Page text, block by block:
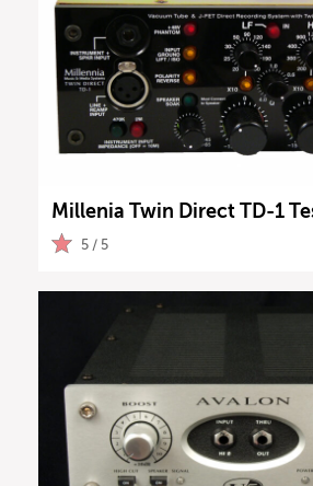
Millenia Twin Direct TD-1
5 / 5